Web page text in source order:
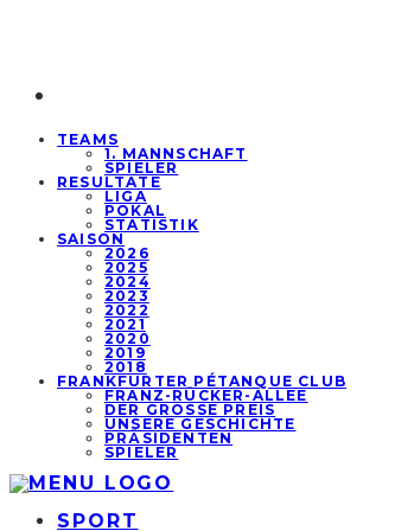
TEAMS
1. MANNSCHAFT
SPIELER
RESULTATE
LIGA
POKAL
STATISTIK
SAISON
2026
2025
2024
2023
2022
2021
2020
2019
2018
FRANKFURTER PÉTANQUE CLUB
FRANZ-RÜCKER-ALLEE
DER GROSSE PREIS
UNSERE GESCHICHTE
PRÄSIDENTEN
SPIELER
SPORT